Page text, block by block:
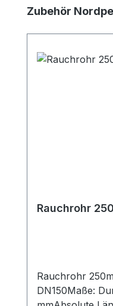
Produktgalerie
Zubehör
Rauchrohr
Rauchrohr
DN150Maße: